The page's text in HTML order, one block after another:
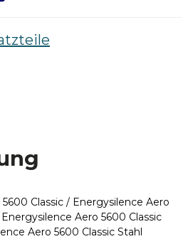
Classic / Energysilence Aero
Aero 5600 Classic
Aero 5600 Classic Stahl